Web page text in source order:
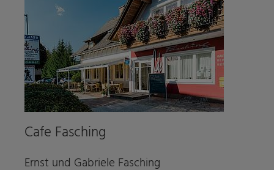
Cafe Fasching
Ernst und Gabriele Fasching